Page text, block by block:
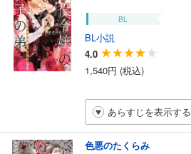
BL
BL小説
4.0
1,540円 (税込)
あらすじを表示する
色悪のたくらみ